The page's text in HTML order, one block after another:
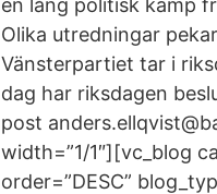
en lång politisk kamp
Olika utredningar
Vänsterpartiet tar i
dag har riksdagen
post
width=”1/1″][vc_blog
order=”DESC”